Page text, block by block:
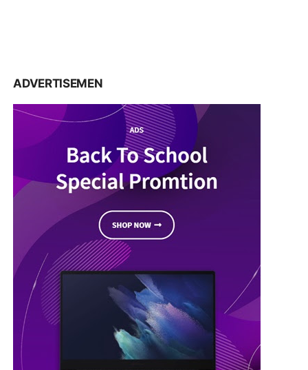
ADVERTISEMEN